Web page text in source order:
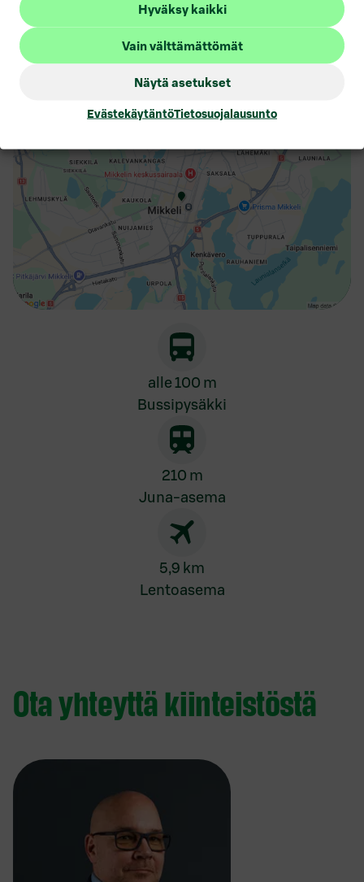
Hyväksy kaikki
Vain välttämättömät
Näytä asetukset
EvästekäytäntöTietosuojalausunto
Porrassalmekatu 23, keskusta, 50100, Mikkeli
alle 100 m
Bussipysäkki
210 m
Juna-asema
5,9 km
Lentoasema
Ota yhteyttä kiinteistöstä